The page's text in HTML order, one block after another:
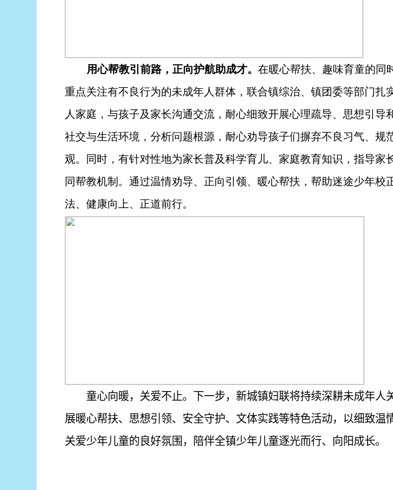
用心帮教引前路，正向护航助成才。在暖心帮扶、趣味育童的同
重点关注有不良行为的未成年人群体，联合镇综治、镇团委等部门
人家庭，与孩子及家长沟通交流，耐心细致开展心理疏导、思想引
社交与生活环境，分析问题根源，耐心劝导孩子们摒弃不良习气、
观。同时，有针对性地为家长普及科学育儿、家庭教育知识，指导
同帮教机制。通过温情劝导、正向引领、暖心帮扶，帮助迷途少年
法、健康向上、正道前行。
童心向暖，关爱不止。下一步，新城镇妇联将持续深耕未成年
展暖心帮扶、思想引领、安全守护、文体实践等特色活动，以细致
关爱少年儿童的良好氛围，陪伴全镇少年儿童逐光而行、向阳成长。